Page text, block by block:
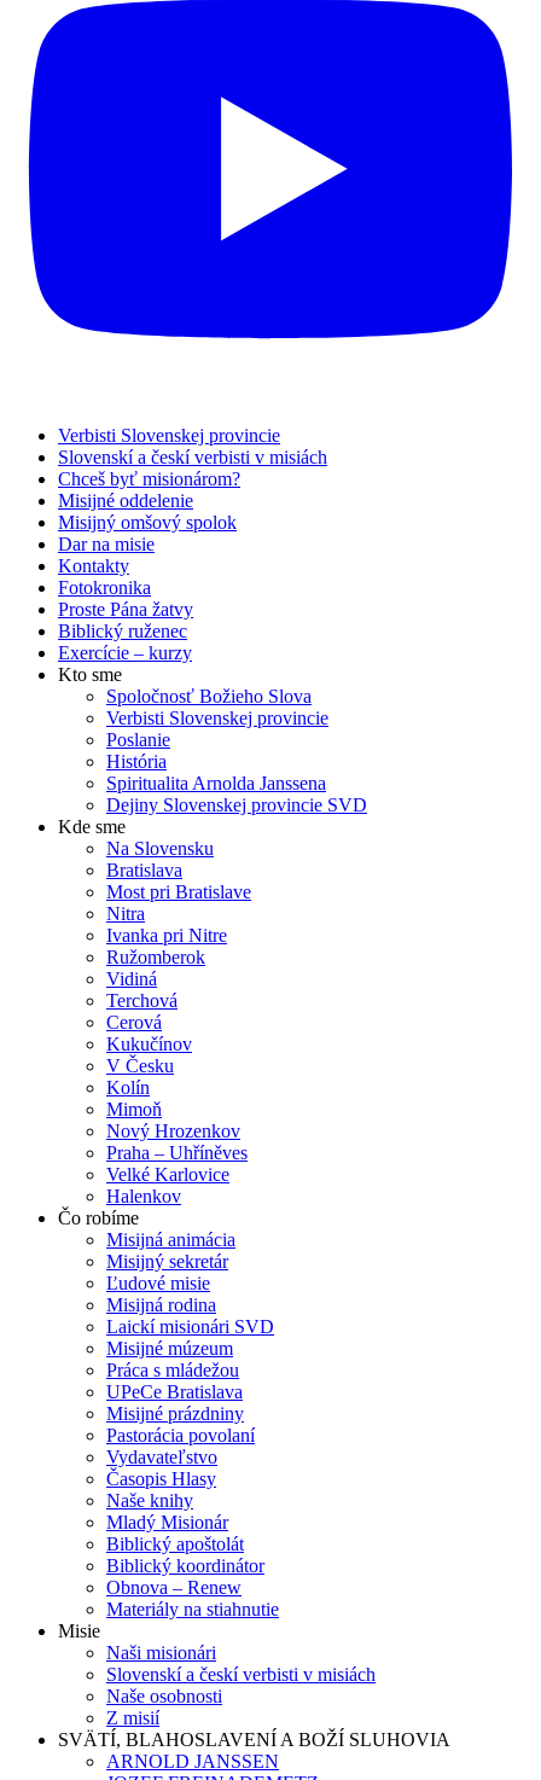
Verbisti Slovenskej provincie
Slovenskí a českí verbisti v misiách
Chceš byť misionárom?
Misijné oddelenie
Misijný omšový spolok
Dar na misie
Kontakty
Fotokronika
Proste Pána žatvy
Biblický ruženec
Exercície – kurzy
Kto sme
Spoločnosť Božieho Slova
Verbisti Slovenskej provincie
Poslanie
História
Spiritualita Arnolda Janssena
Dejiny Slovenskej provincie SVD
Kde sme
Na Slovensku
Bratislava
Most pri Bratislave
Nitra
Ivanka pri Nitre
Ružomberok
Vidiná
Terchová
Cerová
Kukučínov
V Česku
Kolín
Mimoň
Nový Hrozenkov
Praha – Uhříněves
Velké Karlovice
Halenkov
Čo robíme
Misijná animácia
Misijný sekretár
Ľudové misie
Misijná rodina
Laickí misionári SVD
Misijné múzeum
Práca s mládežou
UPeCe Bratislava
Misijné prázdniny
Pastorácia povolaní
Vydavateľstvo
Časopis Hlasy
Naše knihy
Mladý Misionár
Biblický apoštolát
Biblický koordinátor
Obnova – Renew
Materiály na stiahnutie
Misie
Naši misionári
Slovenskí a českí verbisti v misiách
Naše osobnosti
Z misií
SVÄTÍ, BLAHOSLAVENÍ A BOŽÍ SLUHOVIA
ARNOLD JANSSEN